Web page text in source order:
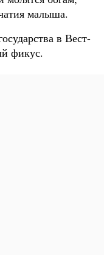
малыша.
в Вест-
фикус.